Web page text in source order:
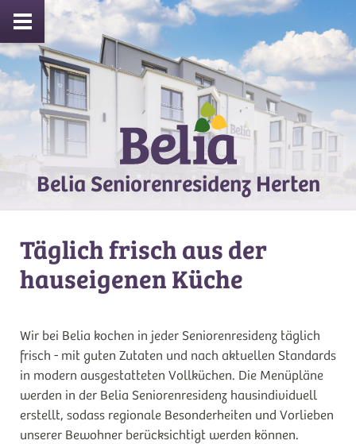
Belia Seniorenresidenz Herten
Täglich frisch aus der
hauseigenen Küche
Wir bei Belia kochen in jeder Seniorenresidenz täglich
frisch - mit guten Zutaten und nach aktuellen Standards
in modern ausgestatteten Vollküchen. Die Menüpläne
werden in der Belia Seniorenresidenz hausindividuell
erstellt, sodass regionale Besonderheiten und Vorlieben
unserer Bewohner berücksichtigt werden können.